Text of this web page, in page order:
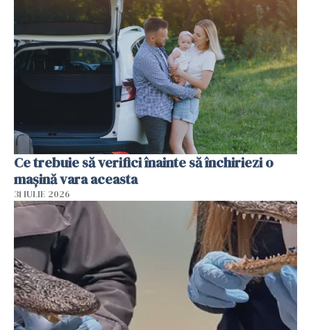
Ce trebuie să verifici înainte să închiriezi o
mașină vara aceasta
31 IULIE 2026